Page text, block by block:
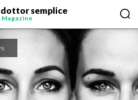
dottor semplice
Magazine